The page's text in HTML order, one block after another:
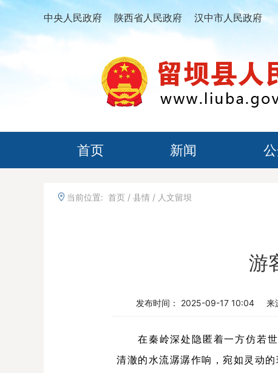
中央人民政府 陕西省人民政府 汉中市人民政府
首页 新闻
当前位置: 首页 / 县情 / 人文留坝
游
发布时间： 2025-09-17 10:04 来
在秦岭深处隐匿着一方仿若
清澈的水流潺潺作响，宛如灵动的